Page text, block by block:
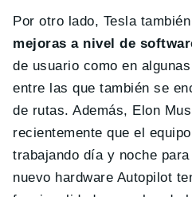
Por otro lado, Tesla
mejoras a nivel de
de usuario como en
entre las que también se
de rutas. Además, Elon
recientemente que el
trabajando día y noche
nuevo hardware Autopilot